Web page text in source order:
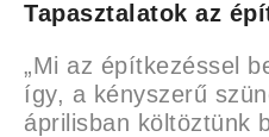
Tapasztalatok az
„Mi az építkezéssel
így, a kényszerű
áprilisban költöztünk